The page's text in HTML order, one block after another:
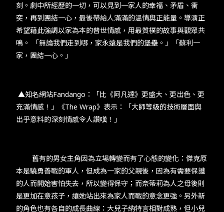
刻。劇中所經歷的一切，可以見到一家人的幸福、矛盾、衝
突，再到團結一心，最後帶給人滿滿的溫情與正能量。導演正
希望藉此強調以家為本的普世情感，用最質樸的故事與觀眾共
鳴。 「無論我們走到哪，家永遠是我們的堡壘。」「蘇利一
家，團結一心。」
▲知名網站Fandango：「比《阿凡達》更盛大、更出色、更
充滿情感！」《The Wrap》表示：「大師等級的技術層面與
出乎意料的深刻情感令人讚嘆！」
舊有的男女主角因為立場轉變而有了心態的變化：傑克原
本是驍勇善戰的軍人，但成為一家的父親後，因為有需要保護
的人而開始害怕失去，所以變得保守；而奈蒂莉為人之母後則
是更加在意孩子，讓她站出來為家人而戰的意念更強。另外新
的角色也有各自的成長曲線：大兒子納特言相對成熟，但小兒